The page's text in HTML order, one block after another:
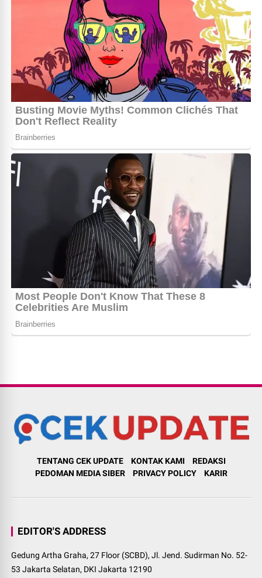
TENTANG CEK UPDATE KONTAK KAMI
REDAKSI
PEDOMAN MEDIA SIBER
PRIVACY POLICY KARIR
EDITOR'S ADDRESS
Gedung Artha Graha, 27 Floor (SCBD), Jl. Jend. Sudirman No. 52-
53 Jakarta Selatan, DKI Jakarta 12190